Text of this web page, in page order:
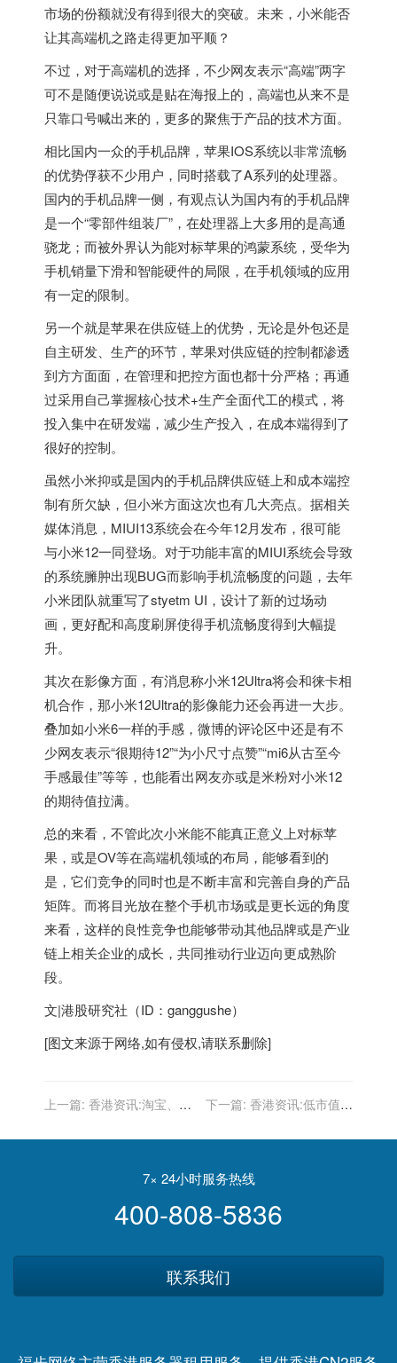
市场的份额就没有得到很大的突破。未来，小米能否
让其高端机之路走得更加平顺？
不过，对于高端机的选择，不少网友表示“高端”两字
可不是随便说说或是贴在海报上的，高端也从来不是
只靠口号喊出来的，更多的聚焦于产品的技术方面。
相比国内一众的手机品牌，苹果IOS系统以非常流畅
的优势俘获不少用户，同时搭载了A系列的处理器。
国内的手机品牌一侧，有观点认为国内有的手机品牌
是一个“零部件组装厂”，在处理器上大多用的是高通
骁龙；而被外界认为能对标苹果的鸿蒙系统，受华为
手机销量下滑和智能硬件的局限，在手机领域的应用
有一定的限制。
另一个就是苹果在供应链上的优势，无论是外包还是
自主研发、生产的环节，苹果对供应链的控制都渗透
到方方面面，在管理和把控方面也都十分严格；再通
过采用自己掌握核心技术+生产全面代工的模式，将
投入集中在研发端，减少生产投入，在成本端得到了
很好的控制。
虽然小米抑或是国内的手机品牌供应链上和成本端控
制有所欠缺，但小米方面这次也有几大亮点。据相关
媒体消息，MIUI13系统会在今年12月发布，很可能
与小米12一同登场。对于功能丰富的MIUI系统会导致
的系统臃肿出现BUG而影响手机流畅度的问题，去年
小米团队就重写了styetm UI，设计了新的过场动
画，更好配和高度刷屏使得手机流畅度得到大幅提
升。
其次在影像方面，有消息称小米12Ultra将会和徕卡相
机合作，那小米12Ultra的影像能力还会再进一大步。
叠加如小米6一样的手感，微博的评论区中还是有不
少网友表示“很期待12”“为小尺寸点赞”“mi6从古至今
手感最佳”等等，也能看出网友亦或是米粉对小米12
的期待值拉满。
总的来看，不管此次小米能不能真正意义上对标苹
果，或是OV等在高端机领域的布局，能够看到的
是，它们竞争的同时也是不断丰富和完善自身的产品
矩阵。而将目光放在整个手机市场或是更长远的角度
来看，这样的良性竞争也能够带动其他品牌或是产业
链上相关企业的成长，共同推动行业迈向更成熟阶
段。
文|港股研究社（ID：ganggushe）
[图文来源于网络,如有侵权,请联系删除]
上一篇: 香港资讯:淘宝、抖
下一篇: 香港资讯:低市值高
宙”风口说新故事？
7× 24小时服务热线
400-808-5836
联系我们